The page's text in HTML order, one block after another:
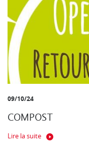
09/10/24
COMPOST
Lire la suite